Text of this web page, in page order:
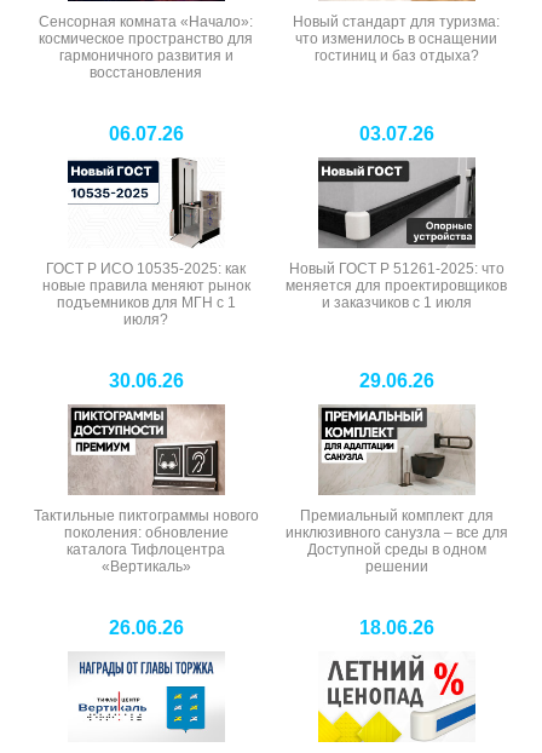
Сенсорная комната «Начало»:
космическое пространство для
гармоничного развития и
восстановления
Новый стандарт для туризма:
что изменилось в оснащении
гостиниц и баз отдыха?
06.07.26
ГОСТ Р ИСО 10535-2025: как
новые правила меняют рынок
подъемников для МГН с 1
июля?
03.07.26
Новый ГОСТ Р 51261-2025: что
меняется для проектировщиков
и заказчиков с 1 июля
30.06.26
Тактильные пиктограммы нового
поколения: обновление
каталога Тифлоцентра
«Вертикаль»
29.06.26
Премиальный комплект для
инклюзивного санузла – все для
Доступной среды в одном
решении
26.06.26 18.06.26